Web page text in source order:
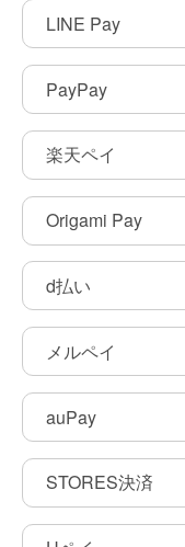
LINE Pay
PayPay
楽天ペイ
Origami Pay
d払い
メルペイ
auPay
STORES決済